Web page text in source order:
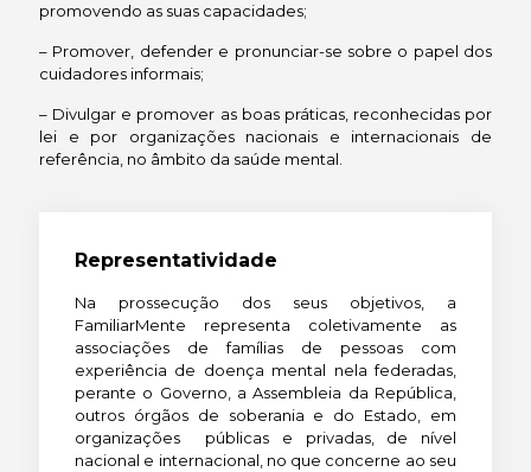
promovendo as suas capacidades;
– Promover, defender e pronunciar-se sobre o papel dos
cuidadores informais;
– Divulgar e promover as boas práticas, reconhecidas por
lei e por organizações nacionais e internacionais de
referência, no âmbito da saúde mental.
Representatividade
Na prossecução dos seus objetivos, a
FamiliarMente representa coletivamente as
associações de famílias de pessoas com
experiência de doença mental nela federadas,
perante o Governo, a Assembleia da República,
outros órgãos de soberania e do Estado, em
organizações públicas e privadas, de nível
nacional e internacional, no que concerne ao seu